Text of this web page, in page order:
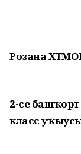
Розана
2-се
класс